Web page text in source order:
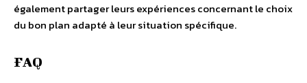
également partager leurs expériences concernant le choix
du bon plan adapté à leur situation spécifique.
FAQ